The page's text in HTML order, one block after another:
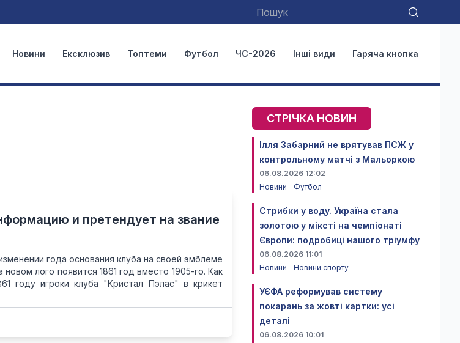
Новини Ексклюзив Топтеми Футбол ЧС-2026 Інші види Гаряча кнопка
и претендует на звание
года основания клуба на своей эмблеме
лого появится 1861 год вместо 1905-го. Как
году игроки клуба "Кристал Пэлас" в крикет
СТРІЧКА НОВИН
Ілля Забарний не врятував ПСЖ у
контрольному матчі з Мальоркою
06.08.2026 12:02
Новини
Футбол
Стрибки у воду. Україна стала
золотою у міксті на чемпіонаті
Європи: подробиці нашого тріумфу
06.08.2026 11:01
Новини
Новини спорту
УЄФА реформував систему
покарань за жовті картки: усі
деталі
06.08.2026 10:01